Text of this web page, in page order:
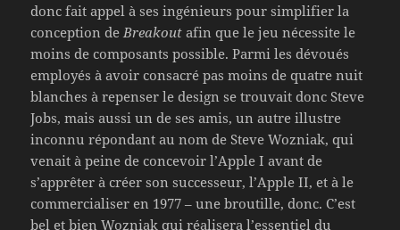
donc fait appel à ses ingénieurs pour simplifier la
conception deBreakout afin que le jeu nécessite le
moins de composants possible. Parmi les dévoués
employés à avoir consacré pas moins de quatre nuit
blanches à repenser le design se trouvait donc Steve
Jobs, mais aussi un de ses amis, un autre illustre
inconnu répondant au nom de Steve Wozniak, qui
venait à peine de concevoir l’Apple I avant de
s’apprêter à créer son successeur, l’Apple II, et à le
commercialiser en 1977 – une broutille, donc. C’est
bel et bien Wozniak qui réalisera l’essentiel du